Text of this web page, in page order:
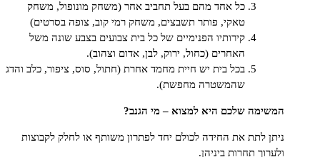
כל אחד מהם בעל תחביב אחר (משחק מונופול, משחק
טאקי, פותר תשבצים, משחק רמי קוב, צופה בסרטים)
קירותיו הפנימיים של כל בית צבועים בצבע שונה משל
האחרים (כחול, ירוק, לבן, אדום וצהוב).
בכל בית יש חיית מחמד אחרת (חתול, סוס, ציפור, כלב והדג
שהמשטרה מחפשת).
שלכם היא למצוא – מי הגנב?
לתת את החידה לכולם יחד לפתרון משותף או לחלק לקבוצות
תחרות ביניהן.